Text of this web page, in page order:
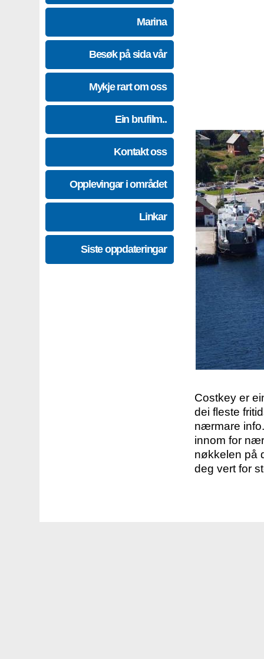
Marina
Besøk på sida vår
Mykje rart om oss
Ein brufilm..
Kontakt oss
Opplevingar i området
Linkar
Siste oppdateringar
Costkey er
dei fleste
nærmare
innom for
nøkkelen på
deg vert for